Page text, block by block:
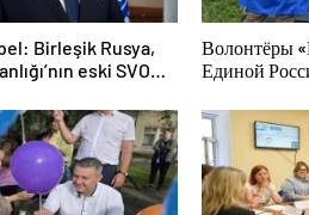
Birleşik Rusya,
eski SVO
basitleştirme
Волонтёры
Единой
Дальнем